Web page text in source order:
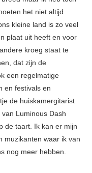
het niet altijd
kleine land is zo veel
plaat uit heeft en voor
kroeg staat te
dat zijn de
een regelmatige
en festivals en
de huiskamergitarist
Luminous Dash
de taart. Ik kan er mijn
muzikanten waar ik van
nog meer hebben.